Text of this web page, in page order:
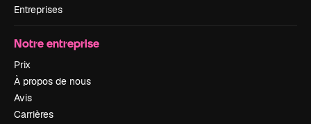
Entreprises
Notre entreprise
Prix
À propos de nous
Avis
Carrières